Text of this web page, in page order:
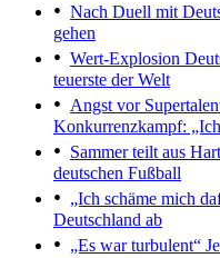
Nach Duell mit
gehen
Wert-Explosion
teuerste der Welt
Angst vor
Konkurrenzkampf:
Sammer teilt aus
deutschen Fußball
„Ich schäme mich
Deutschland ab
„Es war turbulent“